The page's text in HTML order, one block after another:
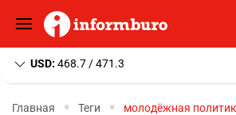
USD: 468.7 / 471.3
Главная Теги молодёжная